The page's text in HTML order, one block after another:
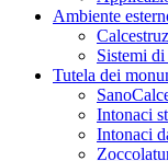
Ambiente
Sistemi
Tutela dei
Intonaci
Intonaci